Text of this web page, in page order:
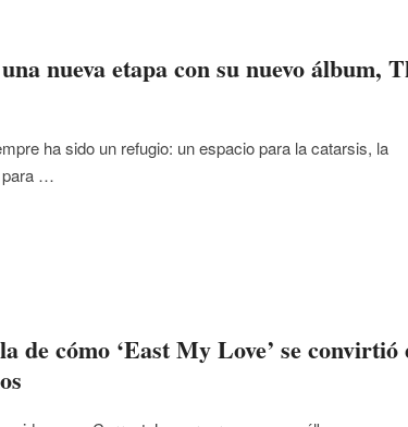
nueva etapa con su nuevo álbum,
ha sido un refugio: un espacio para la catarsis, la
para …
de cómo ‘East My Love’ se convirtió